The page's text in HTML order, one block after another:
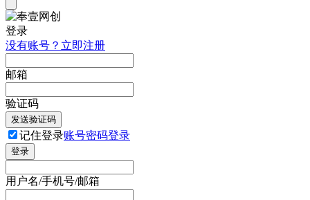
登录
没有账号？立即注册
邮箱
验证码
发送验证码
记住登录账号密码登录
登录
用户名/手机号/邮箱